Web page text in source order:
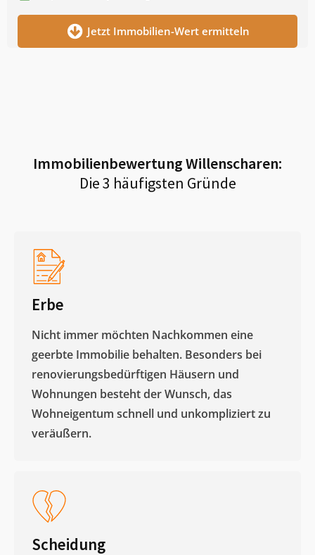
Jetzt Immobilien-Wert ermitteln
ImmobilienbewertungWillenscharen:
Die 3 häufigsten Gründe
Erbe
Nicht immer möchten Nachkommen eine
geerbte Immobilie behalten. Besonders bei
renovierungsbedürftigen Häusern und
Wohnungen besteht der Wunsch, das
Wohneigentum schnell und unkompliziert zu
veräußern. ​
Scheidung